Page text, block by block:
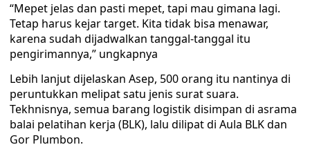
“Mepet jelas dan pasti mepet, tapi mau gimana lagi.
Tetap harus kejar target. Kita tidak bisa menawar,
karena sudah dijadwalkan tanggal-tanggal itu
pengirimannya,” ungkapnya
Lebih lanjut dijelaskan Asep, 500 orang itu nantinya di
peruntukkan melipat satu jenis surat suara.
Tekhnisnya, semua barang logistik disimpan di asrama
balai pelatihan kerja (BLK), lalu dilipat di Aula BLK dan
Gor Plumbon.